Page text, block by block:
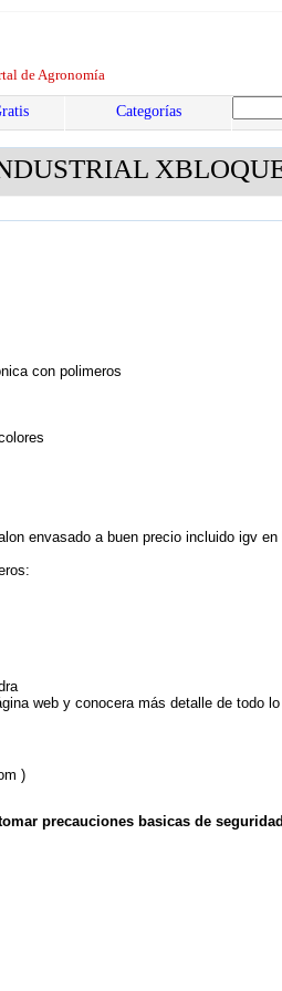
de Agronomía
Categorías
con polimeros
envasado a buen precio incluido igv
web y conocera más detalle de todo
)
precauciones basicas de